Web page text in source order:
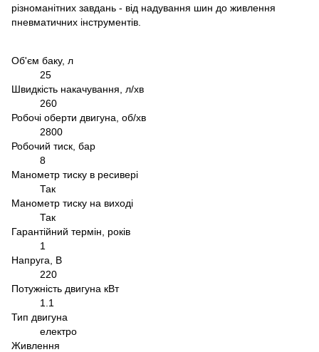
різноманітних завдань - від надування шин до живлення
пневматичних інструментів.
Об'єм баку, л
25
Швидкість накачування, л/хв
260
Робочі оберти двигуна, об/хв
2800
Робочий тиск, бар
8
Манометр тиску в ресивері
Так
Манометр тиску на виході
Так
Гарантійний термін, років
1
Напруга, В
220
Потужність двигуна кВт
1.1
Тип двигуна
електро
Живлення